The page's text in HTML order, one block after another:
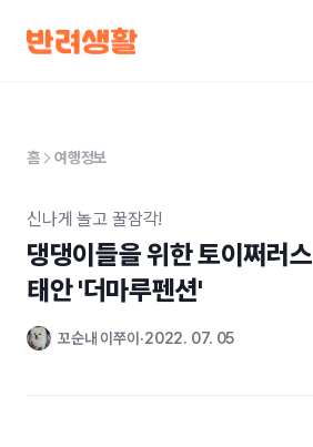
홈 여행정보
신나게 놀고 꿀잠각!
댕댕이들을 위한 토이쩌러스
태안 '더마루펜션'
꼬순내 이쭈이 2022. 07. 05